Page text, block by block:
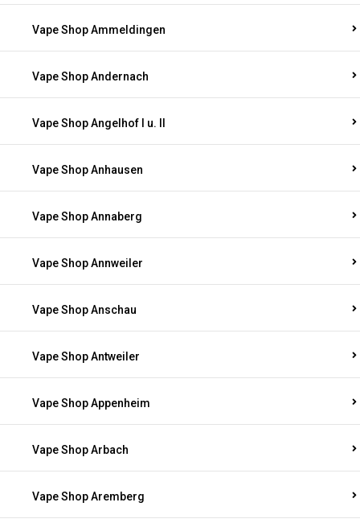
Vape Shop Ammeldingen
Vape Shop Andernach
Vape Shop Angelhof I u. II
Vape Shop Anhausen
Vape Shop Annaberg
Vape Shop Annweiler
Vape Shop Anschau
Vape Shop Antweiler
Vape Shop Appenheim
Vape Shop Arbach
Vape Shop Aremberg